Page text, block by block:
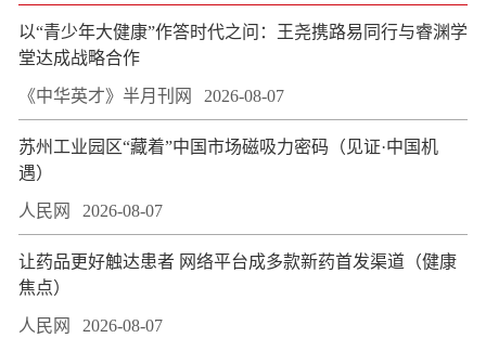
以“青少年大健康”作答时代之问：王尧携路易同行与睿渊学
堂达成战略合作
《中华英才》半月刊网 2026-08-07
苏州工业园区“藏着”中国市场磁吸力密码（见证·中国机
遇）
人民网 2026-08-07
让药品更好触达患者 网络平台成多款新药首发渠道（健康
焦点）
人民网 2026-08-07